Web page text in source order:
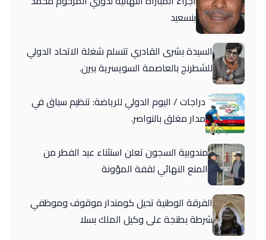
بنسعيد
السيدة بشرى القادري تتسلم شغلة الاتحاد الدولي
للشطرنج بالعاصمة السويسرية بيرن.
دراجات / اليوم الدولي للرياضة: تنظيم سباق في
مدار مغلق بالنواصر.
مندوبية السجون تعلن استثناء عيد الفطر من
المنع النهائي لقفة المؤونة
الفرقة الوطنية تحيل كومندار موقوف وموظفي
شرطة بطنجة على وكيل الملك بسلا